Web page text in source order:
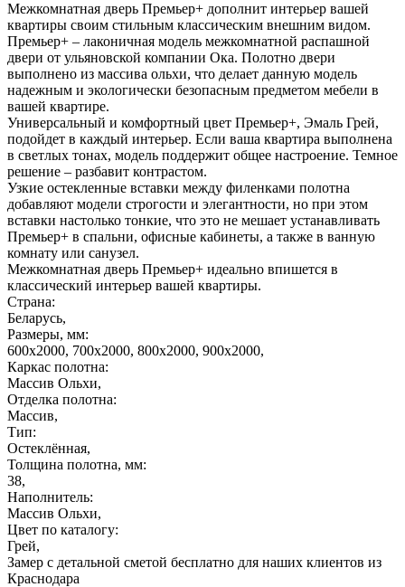
Межкомнатная дверь Премьер+ дополнит интерьер вашей
квартиры своим стильным классическим внешним видом.
Премьер+ – лаконичная модель межкомнатной распашной
двери от ульяновской компании Ока. Полотно двери
выполнено из массива ольхи, что делает данную модель
надежным и экологически безопасным предметом мебели в
вашей квартире.
Универсальный и комфортный цвет Премьер+, Эмаль Грей,
подойдет в каждый интерьер. Если ваша квартира выполнена
в светлых тонах, модель поддержит общее настроение. Темное
решение – разбавит контрастом.
Узкие остекленные вставки между филенками полотна
добавляют модели строгости и элегантности, но при этом
вставки настолько тонкие, что это не мешает устанавливать
Премьер+ в спальни, офисные кабинеты, а также в ванную
комнату или санузел.
Межкомнатная дверь Премьер+ идеально впишется в
классический интерьер вашей квартиры.
Страна:
Беларусь,
Размеры, мм:
600х2000, 700х2000, 800х2000, 900х2000,
Каркас полотна:
Массив Ольхи,
Отделка полотна:
Массив,
Тип:
Остеклённая,
Толщина полотна, мм:
38,
Наполнитель:
Массив Ольхи,
Цвет по каталогу:
Грей,
Замер с детальной сметой бесплатно для наших клиентов из
Краснодара